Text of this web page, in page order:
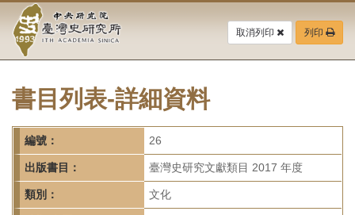
要
中
央
研
究
院-
臺
灣
取消列印 列印
書目列表-詳細資料
編號： 26
出版書目： 臺灣史研究文獻類目 2017 年度
類別： 文化